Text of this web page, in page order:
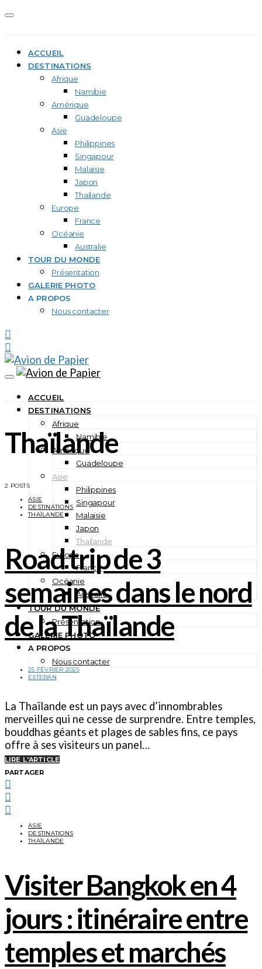
ACCUEIL
DESTINATIONS
Afrique
Namibie
Amérique
Guadeloupe
Asie
Philippines
Singapour
Malaisie
Japon
Thaïlande
Europe
France
Océanie
Australie
TOUR DU MONDE
Présentation
GALERIE PHOTO
A PROPOS
Nous contacter
ACCUEIL
DESTINATIONS
Afrique
Namibie
Amérique
Guadeloupe
Asie
Philippines
Singapour
Malaisie
Japon
Thaïlande
Europe
France
Océanie
Australie
TOUR DU MONDE
Présentation
GALERIE PHOTO
A PROPOS
Nous contacter
Thaïlande
2 POSTS
ASIE
DESTINATIONS
THAÏLANDE
Road trip de 3
semaines dans le nord
de la Thaïlande
25 FÉVRIER 2025
ESTEBAN
La Thaïlande est un pays avec d’innombrables
merveilles qui ne cesse de surprendre. Entre temples,
bouddhas géants et plages de sables fins, ce pays
offre à ses visiteurs un panel…
LIRE L'ARTICLE
PARTAGER
ASIE
DESTINATIONS
THAÏLANDE
Visiter Bangkok en 4
jours : itinéraire entre
temples et marchés